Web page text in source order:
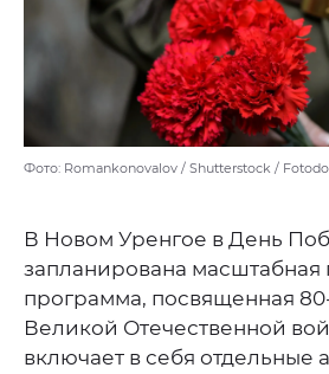
Фото: Romankonovalov / Shutterstock /
В Новом Уренгое в День
запланирована масштабная
программа, посвященная
Великой Отечественной
включает в себя отдельные